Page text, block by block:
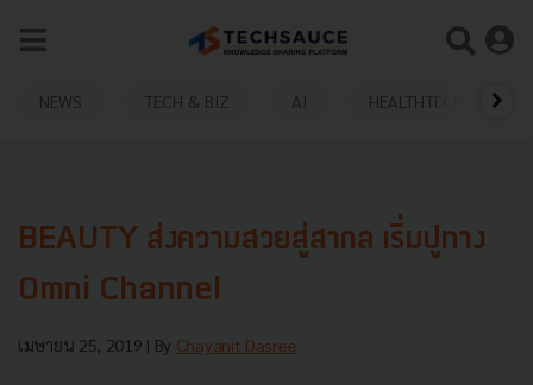
NEWS TECH & BIZ AI HEALTHTECH
BEAUTY ส่งความสวยสู่สากล เริ่มปูทาง
Omni Channel
เมษายน 25, 2019 | By Chayanit Dasree